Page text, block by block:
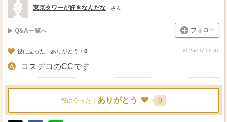
東京タワーが好きなんだな さん
Q&A一覧へ フォロー
役に立った！ありがとう： 0 2026/5/7 09:31
コスデコのCCです
役に立った！ ありがとう 0